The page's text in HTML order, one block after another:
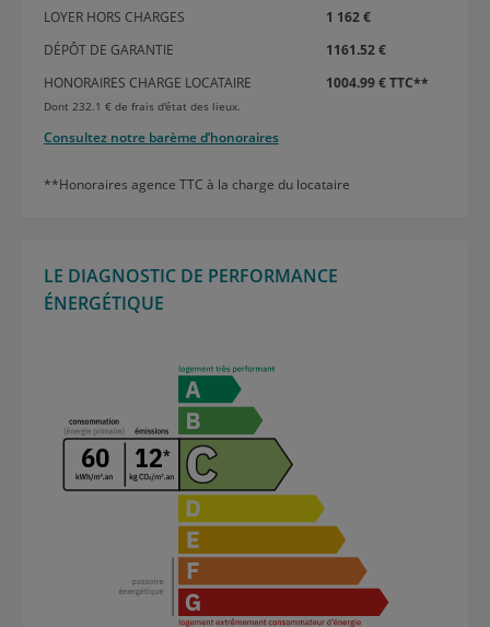
LOYER HORS CHARGES
1 162 €
DÉPÔT DE GARANTIE
1161.52 €
HONORAIRES CHARGE LOCATAIRE
1004.99 € TTC**
Dont 232.1 € de frais d'état des lieux.
Consultez notre barème d’honoraires
**Honoraires agence TTC à la charge du locataire
LE DIAGNOSTIC DE PERFORMANCE
ÉNERGÉTIQUE
60 12*